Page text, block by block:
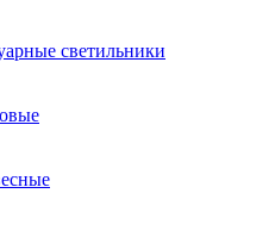
светильники